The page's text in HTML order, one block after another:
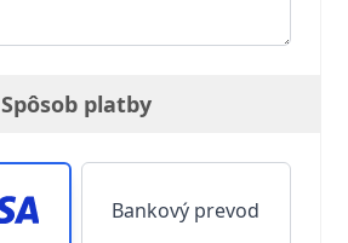
Spôsob platby
Bankový prevod